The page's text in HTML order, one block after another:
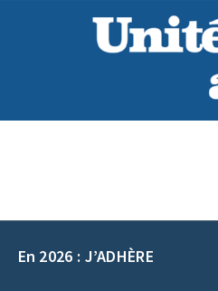
En 2026 : J’ADHÈRE